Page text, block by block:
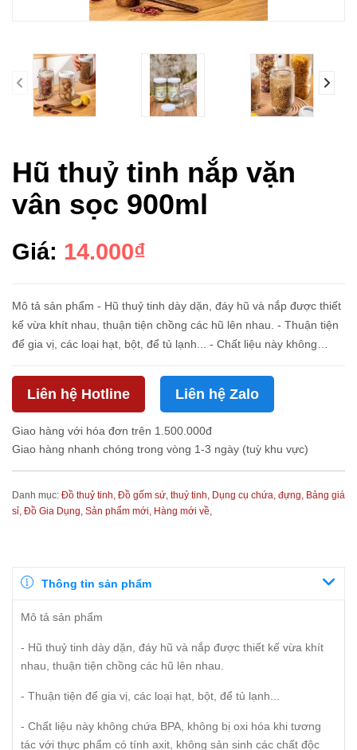
prev
Hũ thuỷ tinh nắp vặn
vân sọc 900ml
Giá: 14.000₫
Mô tả sản phẩm - Hũ thuỷ tinh dày dặn, đáy hũ và nắp được thiết
kế vừa khít nhau, thuận tiện chồng các hũ lên nhau. - Thuận tiện
để gia vị, các loại hạt, bột, để tủ lạnh... - Chất liệu này không
Liên hệ Hotline Liên hệ Zalo
Giao hàng với hóa đơn trên 1.500.000đ
Giao hàng nhanh chóng trong vòng 1-3 ngày (tuỳ khu vực)
Danh mục: Đồ thuỷ tinh, Đồ gốm sứ, thuỷ tinh, Dụng cụ chứa, đựng, Bảng giá
sỉ, Đồ Gia Dụng, Sản phẩm mới, Hàng mới về,
Thông tin sản phẩm
Mô tả sản phẩm
- Hũ thuỷ tinh dày dặn, đáy hũ và nắp được thiết kế vừa khít
nhau, thuận tiện chồng các hũ lên nhau.
- Thuận tiện để gia vị, các loại hạt, bột, để tủ lạnh...
- Chất liệu này không chứa BPA, không bị oxi hóa khi tương
tác với thực phẩm có tính axit, không sản sinh các chất độc